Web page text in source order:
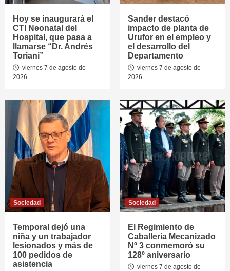
Hoy se inaugurará el
CTI Neonatal del
Hospital, que pasa a
llamarse “Dr. Andrés
Toriani”
viernes 7 de agosto de
2026
Sander destacó
impacto de planta de
Urufor en el empleo y
el desarrollo del
Departamento
viernes 7 de agosto de
2026
Sociedad
Temporal dejó una
niña y un trabajador
lesionados y más de
100 pedidos de
asistencia
Sociedad
El Regimiento de
Caballería Mecanizado
Nº 3 conmemoró su
128º aniversario
viernes 7 de agosto de